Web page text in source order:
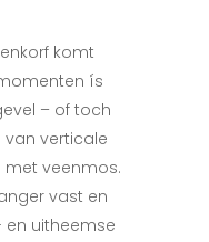
komt
ís
– of toch
van verticale
veenmos.
vast en
en uitheemse